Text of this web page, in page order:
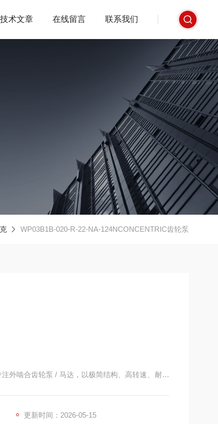
技术文章 在线留言 联系我们
WP03B1B-020-R-22-NA-124NCONCENTRIC齿轮泵
外啮合齿轮泵 / 马达，以极简结构、高转速、耐低
更新时间：2026-05-15